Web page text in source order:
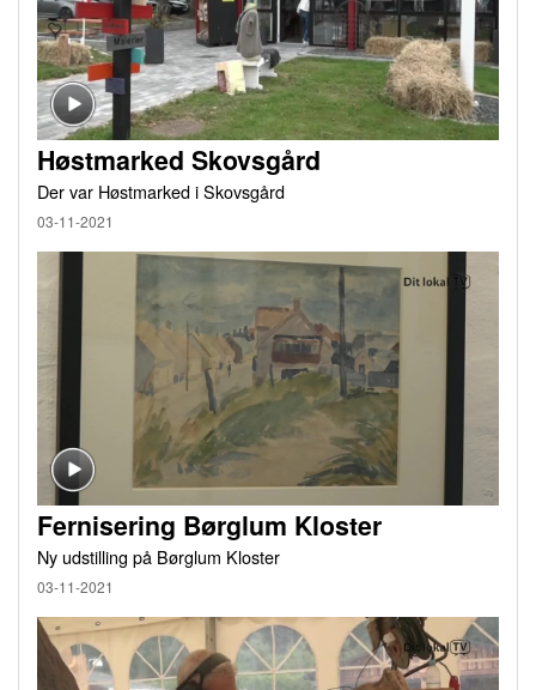
Høstmarked Skovsgård
Der var Høstmarked i Skovsgård
03-11-2021
Fernisering Børglum Kloster
Ny udstilling på Børglum Kloster
03-11-2021